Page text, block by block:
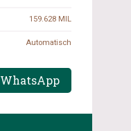
159.628 MIL
Automatisch
WhatsApp